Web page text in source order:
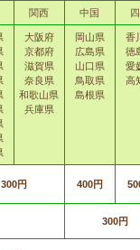
関西 中国
大阪府
京都府
滋賀県
奈良県
和歌山県
兵庫県
岡山県
広島県
山口県
鳥取県
島根県
香
徳
愛
高
300円 400円
300円